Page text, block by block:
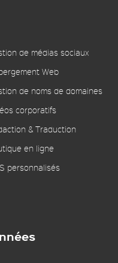
de médias sociaux
Web
de noms de domaines
corporatifs
& Traduction
en ligne
personnalisés